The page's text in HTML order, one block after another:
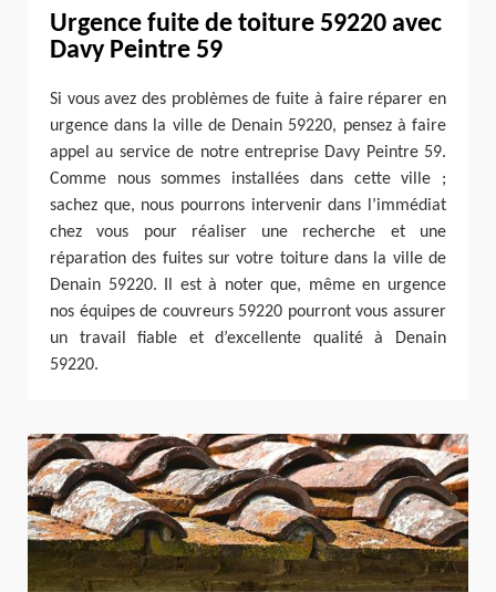
Urgence fuite de toiture 59220 avec
Davy Peintre 59
Si vous avez des problèmes de fuite à faire réparer en
urgence dans la ville de Denain 59220, pensez à faire
appel au service de notre entreprise Davy Peintre 59.
Comme nous sommes installées dans cette ville ;
sachez que, nous pourrons intervenir dans l’immédiat
chez vous pour réaliser une recherche et une
réparation des fuites sur votre toiture dans la ville de
Denain 59220. Il est à noter que, même en urgence
nos équipes de couvreurs 59220 pourront vous assurer
un travail fiable et d’excellente qualité à Denain
59220.